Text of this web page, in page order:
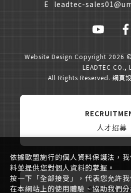
E
leadtec-
Website Design Copyright 2026 ©
LEADTEC CO.,
All Rights Reserved. 網頁
人才招募
CONTACT
依據歐盟施行的個人資料保護法，
料並提供您對個人資料的掌握。
按一下「全部接受」，代表您允許
在本網站上的使用體驗、協助我們